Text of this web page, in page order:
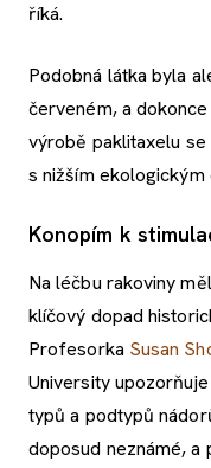
říká.
Podobná látka byla
červeném, a
výrobě paklitaxelu se
s nižším ekologickým
Konopím k
Na léčbu rakoviny
klíčový dopad
Profesorka Susan
University
typů a podtypů
doposud neznámé,